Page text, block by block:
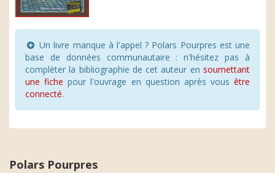
Un livre manque à l'appel ? Polars Pourpres est une
base de données communautaire : n'hésitez pas à
compléter la bibliographie de cet auteur en soumettant
une fiche pour l'ouvrage en question après vous être
connecté.
Polars Pourpres